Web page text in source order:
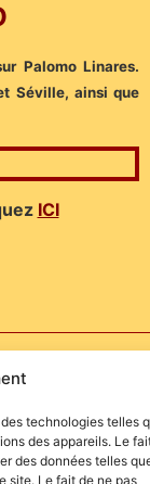
technologies telles
des appareils. Le
des données telles
site. Le fait de ne pas
Palomo Linares.
Séville, ainsi que
ICI